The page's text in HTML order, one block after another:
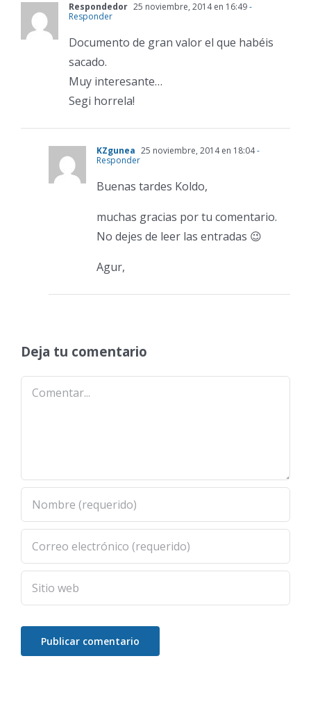
Respondedor 25 noviembre, 2014 en 16:49-
Responder
Documento de gran valor el que habéis
sacado.
Muy interesante…
Segi horrela!
KZgunea 25 noviembre, 2014 en 18:04-
Responder
Buenas tardes Koldo,
muchas gracias por tu comentario.
No dejes de leer las entradas 😉
Agur,
Deja tu comentario
Comentar